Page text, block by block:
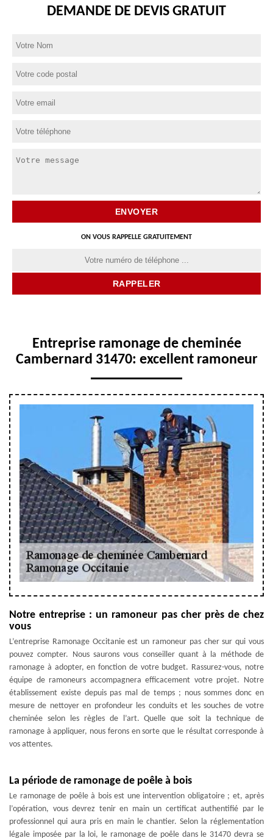
DEMANDE DE DEVIS GRATUIT
ON VOUS RAPPELLE GRATUITEMENT
Entreprise ramonage de cheminée
Cambernard 31470: excellent ramoneur
Notre entreprise : un ramoneur pas cher près de chez
vous
L’entreprise Ramonage Occitanie est un ramoneur pas cher sur qui vous
pouvez compter. Nous saurons vous conseiller quant à la méthode de
ramonage à adopter, en fonction de votre budget. Rassurez-vous, notre
équipe de ramoneurs accompagnera efficacement votre projet. Notre
établissement existe depuis pas mal de temps ; nous sommes donc en
mesure de nettoyer en profondeur les conduits et les souches de votre
cheminée selon les règles de l’art. Quelle que soit la technique de
ramonage à appliquer, nous ferons en sorte que le résultat corresponde à
vos attentes.
La période de ramonage de poêle à bois
Le ramonage de poêle à bois est une intervention obligatoire ; et, après
l’opération, vous devrez tenir en main un certificat authentifié par le
professionnel qui aura pris en main le chantier. Selon la réglementation
légale imposée par la loi, le ramonage de poêle dans le 31470 devra se